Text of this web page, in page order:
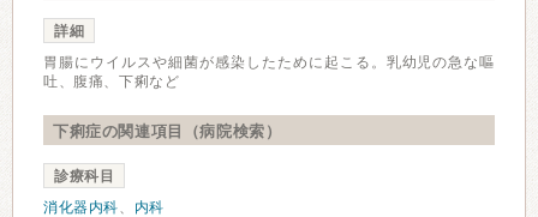
詳細
胃腸にウイルスや細菌が感染したために起こる。乳幼児の急な嘔
吐、腹痛、下痢など
下痢症の関連項目（病院検索）
診療科目
消化器内科、 内科